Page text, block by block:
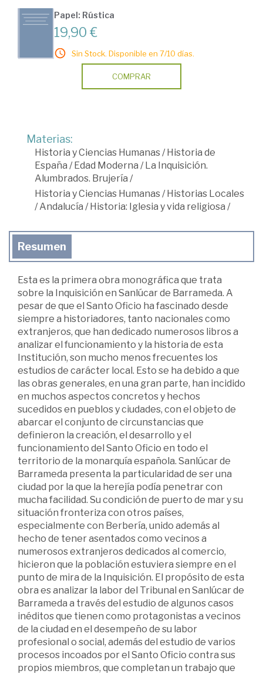
Papel: Rústica
19,90 €
Sin Stock. Disponible en 7/10 días.
COMPRAR
Materias:
Historia y Ciencias Humanas /Historia de
España /Edad Moderna /La Inquisición.
Alumbrados. Brujería /
Historia y Ciencias Humanas /Historias Locales
/Andalucía /Historia: Iglesia y vida religiosa /
Resumen
Esta es la primera obra monográfica que trata
sobre la Inquisición en Sanlúcar de Barrameda. A
pesar de que el Santo Oficio ha fascinado desde
siempre a historiadores, tanto nacionales como
extranjeros, que han dedicado numerosos libros a
analizar el funcionamiento y la historia de esta
Institución, son mucho menos frecuentes los
estudios de carácter local. Esto se ha debido a que
las obras generales, en una gran parte, han incidido
en muchos aspectos concretos y hechos
sucedidos en pueblos y ciudades, con el objeto de
abarcar el conjunto de circunstancias que
definieron la creación, el desarrollo y el
funcionamiento del Santo Oficio en todo el
territorio de la monarquía española. Sanlúcar de
Barrameda presenta la particularidad de ser una
ciudad por la que la herejía podía penetrar con
mucha facilidad. Su condición de puerto de mar y su
situación fronteriza con otros países,
especialmente con Berbería, unido además al
hecho de tener asentados como vecinos a
numerosos extranjeros dedicados al comercio,
hicieron que la población estuviera siempre en el
punto de mira de la Inquisición. El propósito de esta
obra es analizar la labor del Tribunal en Sanlúcar de
Barrameda a través del estudio de algunos casos
inéditos que tienen como protagonistas a vecinos
de la ciudad en el desempeño de su labor
profesional o social, además del estudio de varios
procesos incoados por el Santo Oficio contra sus
propios miembros, que completan un trabajo que